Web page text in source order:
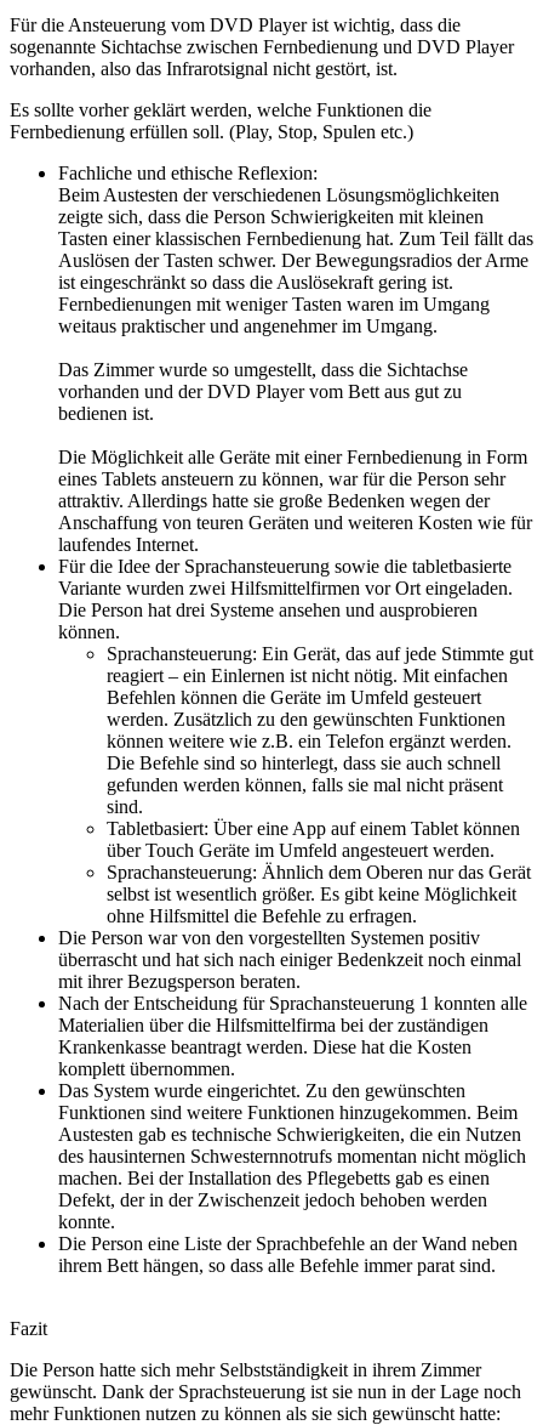
Für die Ansteuerung vom DVD Player ist wichtig, dass die
sogenannte Sichtachse zwischen Fernbedienung und DVD Player
vorhanden, also das Infrarotsignal nicht gestört, ist.
Es sollte vorher geklärt werden, welche Funktionen die
Fernbedienung erfüllen soll. (Play, Stop, Spulen etc.)
Fachliche und ethische Reflexion:
Beim Austesten der verschiedenen Lösungsmöglichkeiten
zeigte sich, dass die Person Schwierigkeiten mit kleinen
Tasten einer klassischen Fernbedienung hat. Zum Teil fällt das
Auslösen der Tasten schwer. Der Bewegungsradios der Arme
ist eingeschränkt so dass die Auslösekraft gering ist.
Fernbedienungen mit weniger Tasten waren im Umgang
weitaus praktischer und angenehmer im Umgang.
Das Zimmer wurde so umgestellt, dass die Sichtachse
vorhanden und der DVD Player vom Bett aus gut zu
bedienen ist.
Die Möglichkeit alle Geräte mit einer Fernbedienung in Form
eines Tablets ansteuern zu können, war für die Person sehr
attraktiv. Allerdings hatte sie große Bedenken wegen der
Anschaffung von teuren Geräten und weiteren Kosten wie für
laufendes Internet.
Für die Idee der Sprachansteuerung sowie die tabletbasierte
Variante wurden zwei Hilfsmittelfirmen vor Ort eingeladen.
Die Person hat drei Systeme ansehen und ausprobieren
können.
Sprachansteuerung: Ein Gerät, das auf jede Stimmte gut
reagiert – ein Einlernen ist nicht nötig. Mit einfachen
Befehlen können die Geräte im Umfeld gesteuert
werden. Zusätzlich zu den gewünschten Funktionen
können weitere wie z.B. ein Telefon ergänzt werden.
Die Befehle sind so hinterlegt, dass sie auch schnell
gefunden werden können, falls sie mal nicht präsent
sind.
Tabletbasiert: Über eine App auf einem Tablet können
über Touch Geräte im Umfeld angesteuert werden.
Sprachansteuerung: Ähnlich dem Oberen nur das Gerät
selbst ist wesentlich größer. Es gibt keine Möglichkeit
ohne Hilfsmittel die Befehle zu erfragen.
Die Person war von den vorgestellten Systemen positiv
überrascht und hat sich nach einiger Bedenkzeit noch einmal
mit ihrer Bezugsperson beraten.
Nach der Entscheidung für Sprachansteuerung 1 konnten alle
Materialien über die Hilfsmittelfirma bei der zuständigen
Krankenkasse beantragt werden. Diese hat die Kosten
komplett übernommen.
Das System wurde eingerichtet. Zu den gewünschten
Funktionen sind weitere Funktionen hinzugekommen. Beim
Austesten gab es technische Schwierigkeiten, die ein Nutzen
des hausinternen Schwesternnotrufs momentan nicht möglich
machen. Bei der Installation des Pflegebetts gab es einen
Defekt, der in der Zwischenzeit jedoch behoben werden
konnte.
Die Person eine Liste der Sprachbefehle an der Wand neben
ihrem Bett hängen, so dass alle Befehle immer parat sind.
Fazit
Die Person hatte sich mehr Selbstständigkeit in ihrem Zimmer
gewünscht. Dank der Sprachsteuerung ist sie nun in der Lage noch
mehr Funktionen nutzen zu können als sie sich gewünscht hatte: